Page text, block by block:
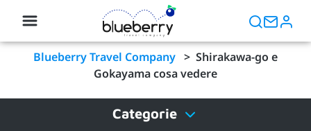
Blueberry Travel Company > Shirakawa-go e
Gokayama cosa vedere
Categorie